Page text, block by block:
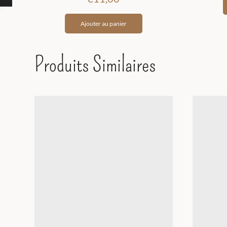
Ajouter au panier
Produits Similaires